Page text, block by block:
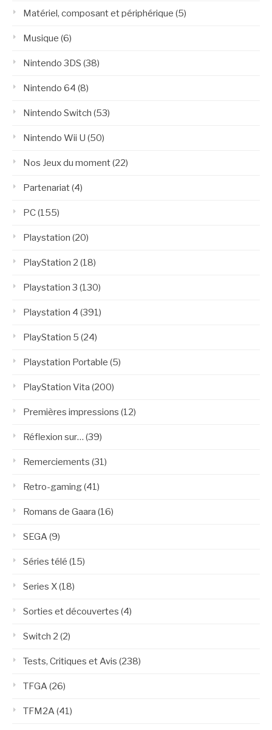
Matériel, composant et périphérique (5)
Musique (6)
Nintendo 3DS (38)
Nintendo 64 (8)
Nintendo Switch (53)
Nintendo Wii U (50)
Nos Jeux du moment(22)
Partenariat(4)
PC(155)
Playstation (20)
PlayStation 2 (18)
Playstation 3 (130)
Playstation 4 (391)
PlayStation 5 (24)
Playstation Portable (5)
PlayStation Vita (200)
Premières impressions (12)
Réflexion sur… (39)
Remerciements (31)
Retro-gaming(41)
Romans de Gaara (16)
SEGA(9)
Séries télé (15)
Series X(18)
Sorties et découvertes (4)
Switch 2 (2)
Tests, Critiques et Avis (238)
TFGA(26)
TFM2A(41)